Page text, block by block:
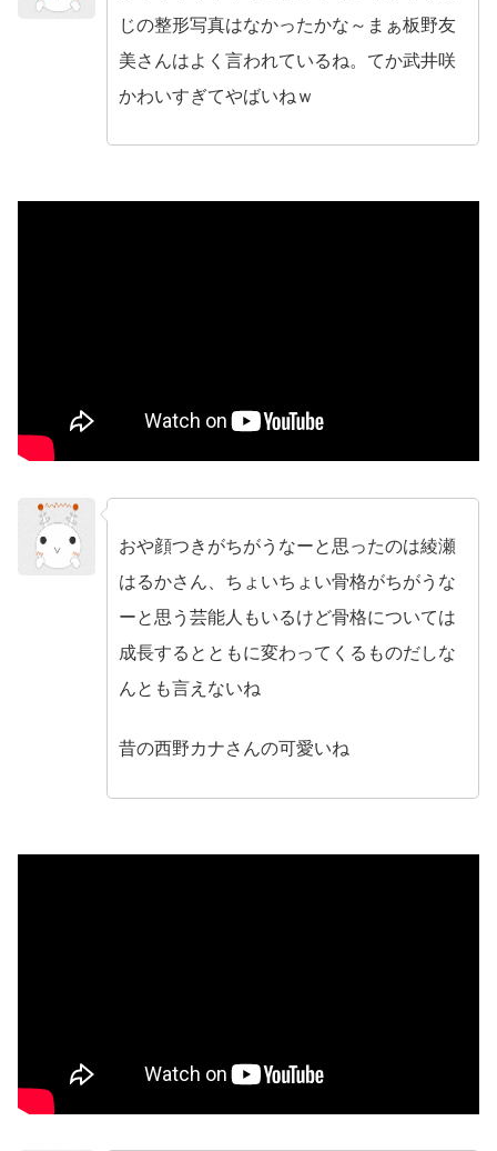
no name
じの整形写真はなかったかな～まぁ板野友
美さんはよく言われているね。てか武井咲
かわいすぎてやばいねｗ
no name
おや顔つきがちがうなーと思ったのは綾瀬
はるかさん、ちょいちょい骨格がちがうな
ーと思う芸能人もいるけど骨格については
成長するとともに変わってくるものだしな
んとも言えないね
昔の西野カナさんの可愛いね